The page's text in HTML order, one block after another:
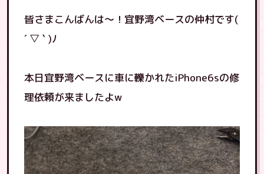
皆さまこんばんは〜！宜野湾ベースの仲村です(
´ ▽ ` )ﾉ
本日宜野湾ベースに車に轢かれたiPhone6sの修
理依頼が来ましたよw